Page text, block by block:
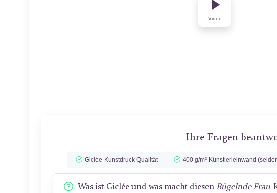
Video
Ihre Fragen
Giclée-Kunstdruck Qualität 400 g/m² Künstlerleinwand
Was ist Giclée und was macht diesen Bügelnde Frau-